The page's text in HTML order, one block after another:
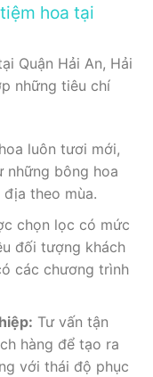
hoa tại
Quận Hải An, Hải
những tiêu chí
luôn tươi mới,
những bông hoa
theo mùa.
chọn lọc có mức
đối tượng khách
các chương trình
Tư vấn tận
hàng để tạo ra
với thái độ phục